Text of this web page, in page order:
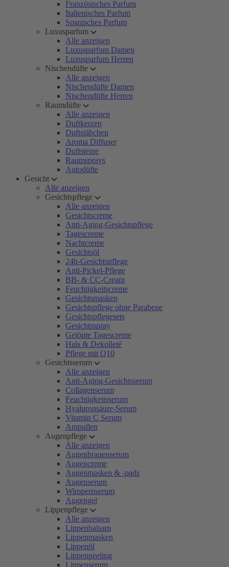
Französisches Parfum
Italienisches Parfum
Spanisches Parfum
Luxusparfum
Alle anzeigen
Luxusparfum Damen
Luxusparfum Herren
Nischendüfte
Alle anzeigen
Nischendüfte Damen
Nischendüfte Herren
Raumdüfte
Alle anzeigen
Duftkerzen
Duftstäbchen
Aroma Diffuser
Duftsteine
Raumsprays
Autodüfte
Gesicht
Alle anzeigen
Gesichtspflege
Alle anzeigen
Gesichtscreme
Anti-Aging-Gesichtspflege
Tagescreme
Nachtcreme
Gesichtsöl
24h-Gesichtspflege
Anti-Pickel-Pflege
BB- & CC-Cream
Feuchtigkeitscreme
Gesichtsmasken
Gesichtspflege ohne Parabene
Gesichtspflegesets
Gesichtsspray
Getönte Tagescreme
Hals & Dekolleté
Pflege mit Q10
Gesichtsserum
Alle anzeigen
Anti-Aging-Gesichtsserum
Collagenserum
Feuchtigkeitsserum
Hyaluronsäure-Serum
Vitamin C Serum
Ampullen
Augenpflege
Alle anzeigen
Augenbrauenserum
Augencreme
Augenmasken & -pads
Augenserum
Wimpernserum
Augengel
Lippenpflege
Alle anzeigen
Lippenbalsam
Lippenmasken
Lippenöl
Lippenpeeling
Lippenserum